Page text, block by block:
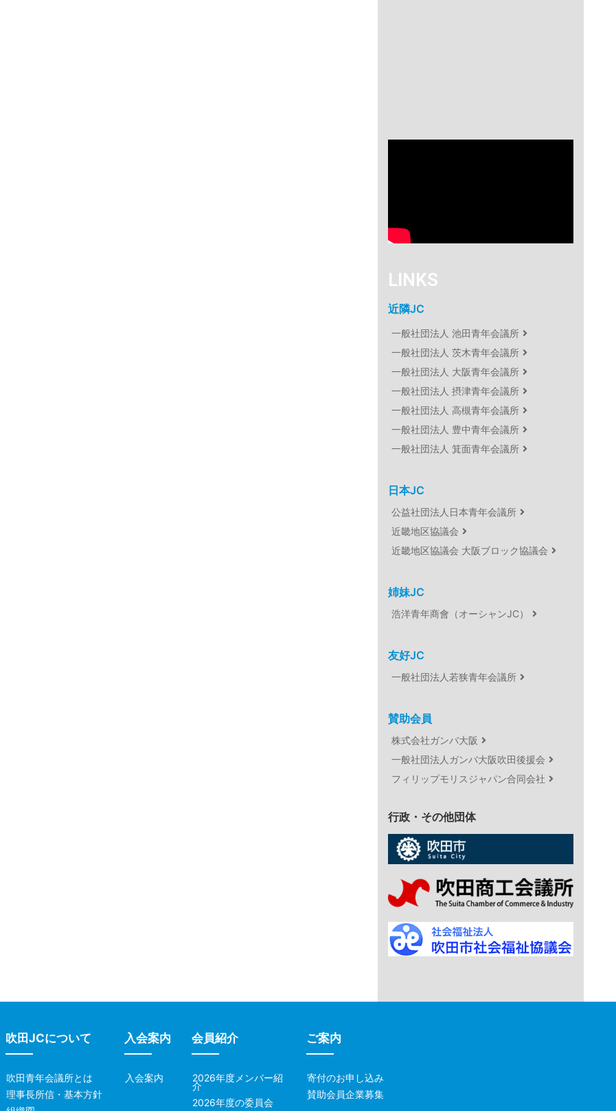
LINKS
近隣JC
一般社団法人 池田青年会議所
一般社団法人 茨木青年会議所
一般社団法人 大阪青年会議所
一般社団法人 摂津青年会議所
一般社団法人 高槻青年会議所
一般社団法人 豊中青年会議所
一般社団法人 箕面青年会議所
日本JC
公益社団法人日本青年会議所
近畿地区協議会
近畿地区協議会 大阪ブロック協議会
姉妹JC
浩洋青年商會（オーシャンJC）
友好JC
一般社団法人若狭青年会議所
賛助会員
株式会社ガンバ大阪
一般社団法人ガンバ大阪吹田後援会
フィリップモリスジャパン合同会社
行政・その他団体
吹田JCについて
吹田青年会議所とは
理事長所信・基本方針
入会案内
入会案内
会員紹介
2026年度メンバー紹
介
2026年度の委員会
ご案内
寄付のお申し込み
賛助会員企業募集